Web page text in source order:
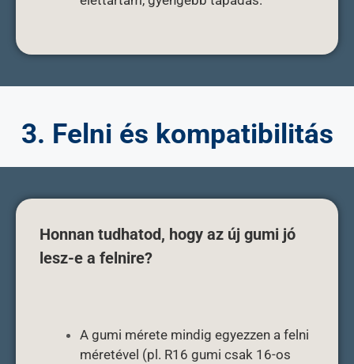
3. Felni és kompatibilitás
Honnan tudhatod, hogy az új gumi jó
lesz-e a felnire?
A gumi mérete mindig egyezzen a felni
méretével (pl. R16 gumi csak 16-os